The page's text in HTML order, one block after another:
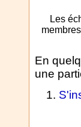
Les
En
une